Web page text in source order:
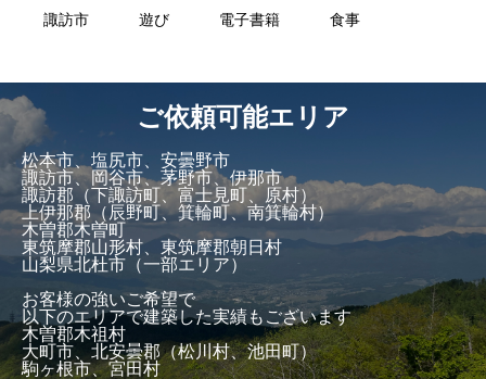
諏訪市 遊び 電子書籍 食事
ご依頼可能エリア
松本市、塩尻市、安曇野市
諏訪市、岡谷市、茅野市、伊那市
諏訪郡（下諏訪町、富士見町、原村）
上伊那郡（辰野町、箕輪町、南箕輪村）
木曽郡木曽町
東筑摩郡山形村、東筑摩郡朝日村
山梨県北杜市（一部エリア）
お客様の強いご希望で
以下のエリアで建築した実績もございます
木曽郡木祖村
大町市、北安曇郡（松川村、池田町）
駒ヶ根市、宮田村